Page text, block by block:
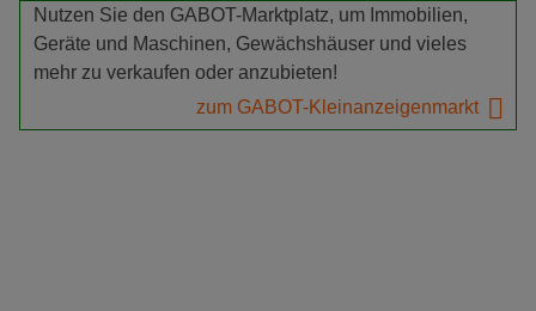
Nutzen Sie den GABOT-Marktplatz, um Immobilien,
Geräte und Maschinen, Gewächshäuser und vieles
mehr zu verkaufen oder anzubieten!
zum GABOT-Kleinanzeigenmarkt